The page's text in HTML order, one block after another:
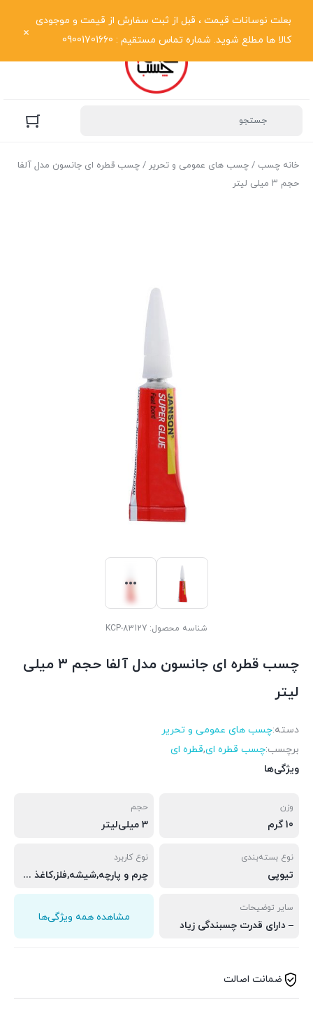
بعلت نوسانات قیمت ، قبل از ثبت سفارش از قیمت و موجودی
کالا ها مطلع شوید. شماره تماس مستقیم : 09001701660
خانه چسب / چسب های عمومی و تحریر / چسب قطره ای جانسون مدل آلفا
حجم ۳ میلی لیتر
شناسه محصول: KCP-83127
چسب قطره ای جانسون مدل آلفا حجم ۳ میلی
لیتر
دسته:چسب های عمومی و تحریر
برچسب:چسب قطره ای,قطره ای
ویژگی‌ها
وزن
10 گرم
حجم
3 میلی‌لیتر
نوع بسته‌بندی
تیوپی
نوع کاربرد
چرم و پارچه,شیشه,فلز,کاغذ و مقوا,پلاستیک,چوب
سایر توضیحات
– دارای قدرت چسبندگی زیاد
مشاهده همه ویژگی‌ها
ضمانت اصالت